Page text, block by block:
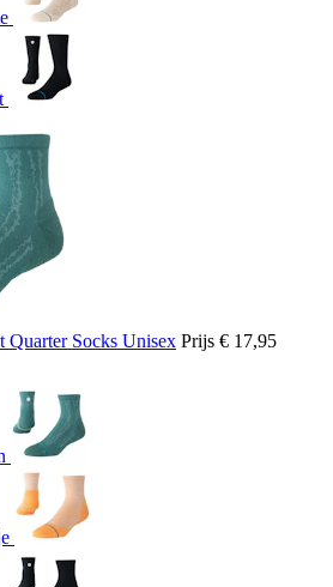
Socks Unisex Prijs € 17,95